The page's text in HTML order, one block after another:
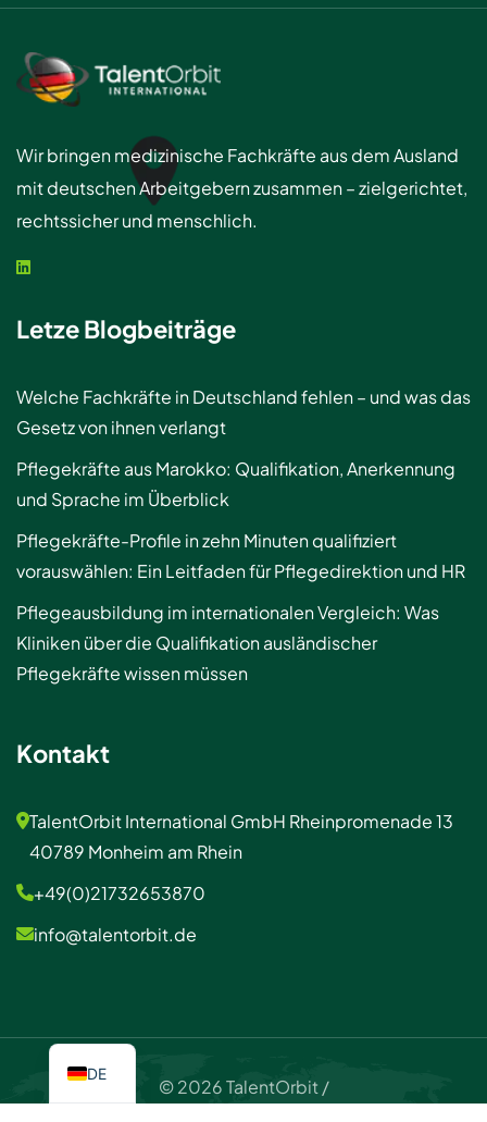
Wir bringen medizinische Fachkräfte aus dem Ausland
mit deutschen Arbeitgebern zusammen – zielgerichtet,
rechtssicher und menschlich.
Letze Blogbeiträge
Welche Fachkräfte in Deutschland fehlen – und was das
Gesetz von ihnen verlangt
Pflegekräfte aus Marokko: Qualifikation, Anerkennung
und Sprache im Überblick
Pflegekräfte-Profile in zehn Minuten qualifiziert
vorauswählen: Ein Leitfaden für Pflegedirektion und HR
Pflegeausbildung im internationalen Vergleich: Was
Kliniken über die Qualifikation ausländischer
Pflegekräfte wissen müssen
Kontakt
TalentOrbit International GmbH Rheinpromenade 13
40789 Monheim am Rhein
+49(0)21732653870
info@talentorbit.de
© 2026 TalentOrbit /
DE